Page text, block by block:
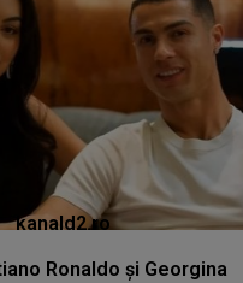
kanald2.ro
Ronaldo și Georgina